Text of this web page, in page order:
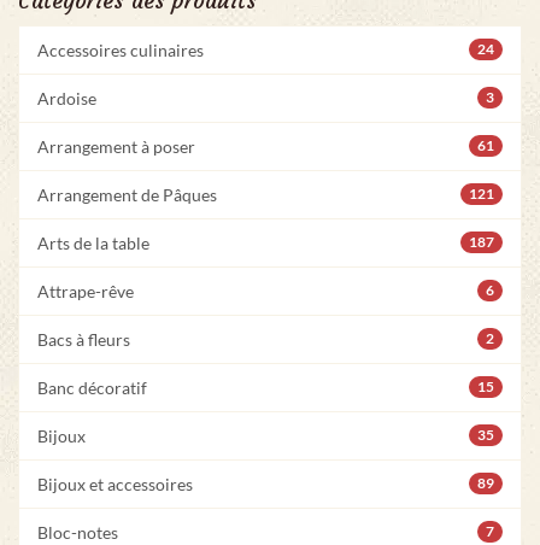
Accessoires culinaires 24
Ardoise 3
Arrangement à poser 61
Arrangement de Pâques 121
Arts de la table 187
Attrape-rêve 6
Bacs à fleurs 2
Banc décoratif 15
Bijoux 35
Bijoux et accessoires 89
Bloc-notes 7